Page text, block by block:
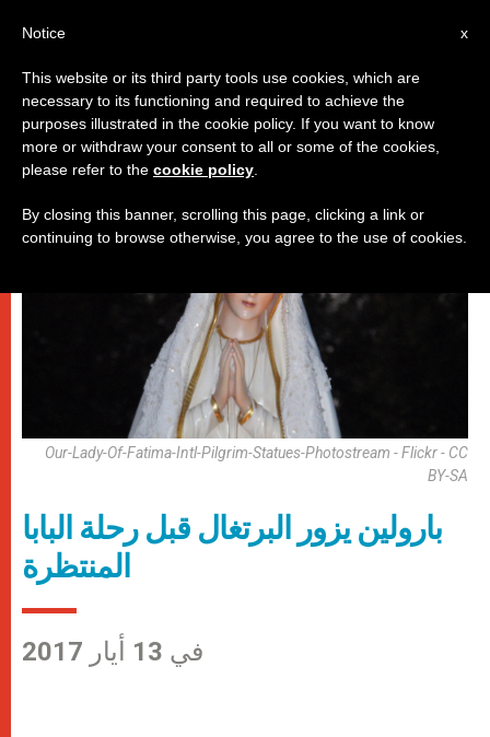
حاضرة الفاتيكان
Our-Lady-Of-Fatima-Intl-Pilgrim-Statues-Photostream - Flickr - CC
BY-SA
بارولين يزور البرتغال قبل رحلة البابا
المنتظرة
في 13 أيار 2017
x
Notice
This website or its third party tools use cookies, which are
necessary to its functioning and required to achieve the
purposes illustrated in the cookie policy. If you want to know
more or withdraw your consent to all or some of the cookies,
please refer to the cookie policy
By closing this banner, scrolling this page, clicking a link or
continuing to browse otherwise, you agree to the use of cookies.